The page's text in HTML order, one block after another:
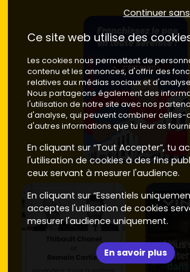
qualité de résidence.
Astuce : vise une résidence à faible
revente, la conso énergétique et le
Neuf vs ancien au Taillan-
performances et revente
Selon ton budget et tes priorités, voici ce
Médoc .
Prix d'achat
Neuf: en 2025, les
généralement entre4 300 et 5
des pointes jusqu'à ≈ 5 800 €/
premium (terrasses, vues,
: selon l'état et
3 100 à 3 900 €/m²
Continuer
Ce site web utilise des
Les cookies nous permettent de
contenu et les annonces, d'offrir des
relatives aux médias sociaux et
Nous partageons également des
l'utilisation de notre site avec nos
d'analyse, qui peuvent combiner celles-
d'autres informations que tu leur as
En cliquant sur “Tout Accepter”, tu
l'utilisation de cookies à des fins
ceux servant à mesurer l'audience.
En cliquant sur “Essentiels
acceptes l'utilisation de cookies
mesurer l'audience uniquement.
En savoir plus